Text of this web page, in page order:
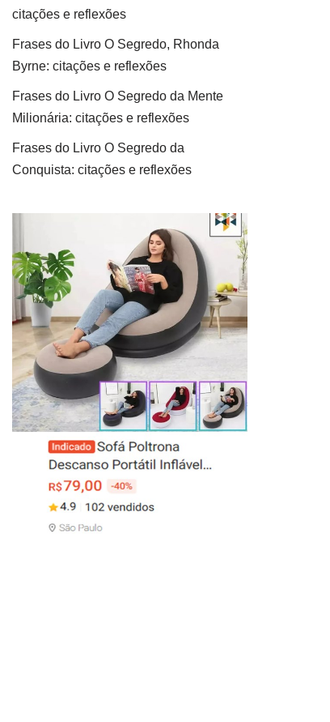
citações e reflexões
Frases do Livro O Segredo, Rhonda
Byrne: citações e reflexões
Frases do Livro O Segredo da Mente
Milionária: citações e reflexões
Frases do Livro O Segredo da
Conquista: citações e reflexões